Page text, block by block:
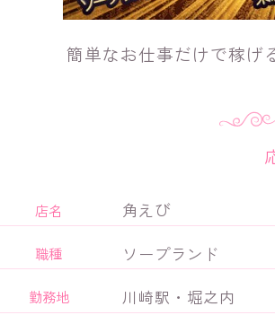
簡単なお仕事だけで稼
店名 角えび
職種 ソープランド
勤務地 川崎駅・堀之内